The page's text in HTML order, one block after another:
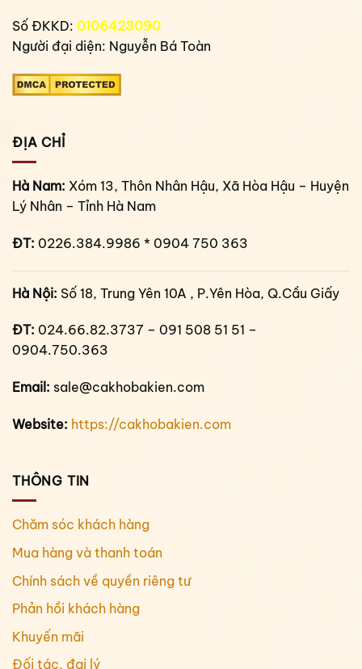
Số ĐKKD: 0106423090
Người đại diện: Nguyễn Bá Toàn
ĐỊA CHỈ
Hà Nam: Xóm 13, Thôn Nhân Hậu, Xã Hòa Hậu – Huyện
Lý Nhân – Tỉnh Hà Nam
ĐT: 0226.384.9986 * 0904 750 363
Hà Nội: Số 18, Trung Yên 10A , P.Yên Hòa, Q.Cầu Giấy
ĐT: 024.66.82.3737 – 091 508 51 51 –
0904.750.363
Email: sale@cakhobakien.com
Website: https://cakhobakien.com
THÔNG TIN
Chăm sóc khách hàng
Mua hàng và thanh toán
Chính sách về quyền riêng tư
Phản hồi khách hàng
Khuyến mãi
Đối tác, đại lý